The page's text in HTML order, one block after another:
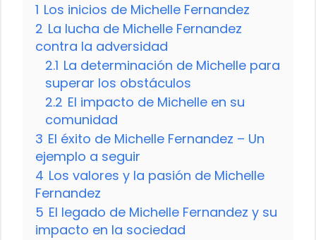
1 Los inicios de Michelle Fernandez
2 La lucha de Michelle Fernandez
contra la adversidad
2.1 La determinación de Michelle para
superar los obstáculos
2.2 El impacto de Michelle en su
comunidad
3 El éxito de Michelle Fernandez – Un
ejemplo a seguir
4 Los valores y la pasión de Michelle
Fernandez
5 El legado de Michelle Fernandez y su
impacto en la sociedad